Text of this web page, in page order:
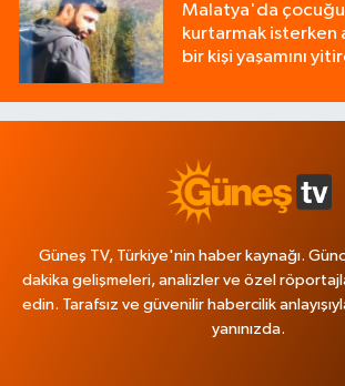
Malatya'da
kurtarmak isterken
bir kişi yaşamını
Güneş TV, Türkiye'nin haber kaynağı.
dakika gelişmeleri, analizler ve özel
edin. Tarafsız ve güvenilir habercilik
yanınızda.